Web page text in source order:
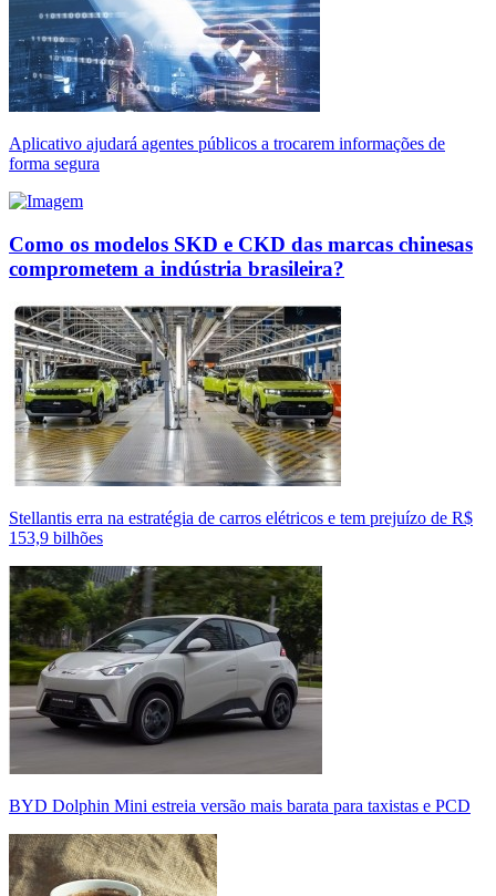
Aplicativo ajudará agentes públicos a trocarem informações de
forma segura
Como os modelos SKD e CKD das marcas chinesas
comprometem a indústria brasileira?
Stellantis erra na estratégia de carros elétricos e tem prejuízo de R$
153,9 bilhões
BYD Dolphin Mini estreia versão mais barata para taxistas e PCD